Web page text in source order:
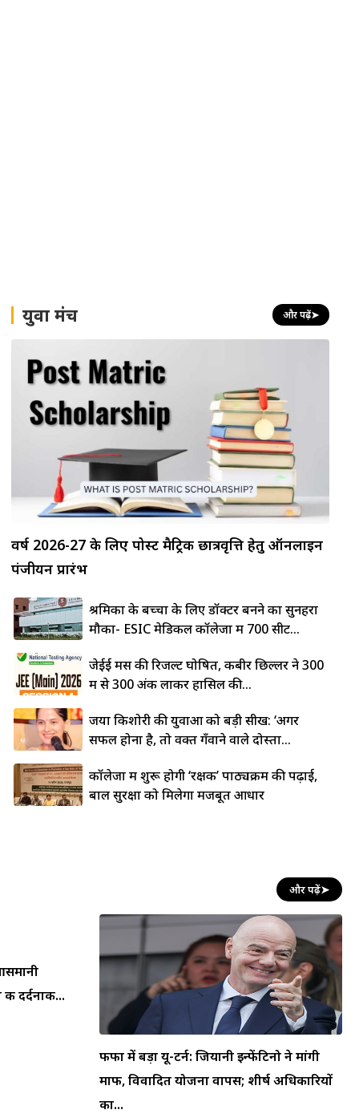
युवा मंच और पढ़ें➤
वर्ष 2026-27 के लिए पोस्ट मैट्रिक छात्रवृत्ति हेतु ऑनलाइन
पंजीयन प्रारंभ
श्रमिकों के बच्चों के लिए डॉक्टर बनने का सुनहरा
मौका- ESIC मेडिकल कॉलेजों में 700 सीटें...
जेईई मेंस की रिजल्ट घोषित, कबीर छिल्लर ने 300
में से 300 अंक लाकर हासिल की...
जया किशोरी की युवाओं को बड़ी सीख: ‘अगर
सफल होना है, तो वक्त गँवाने वाले दोस्तों...
कॉलेजों में शुरू होगी ‘रक्षक’ पाठ्यक्रम की पढ़ाई,
बाल सुरक्षा को मिलेगा मजबूत आधार
और पढ़ें➤
दर्दनाक...
फीफा में बड़ा यू-टर्न: जियानी इन्फेंटिनो ने मांगी
माफी, विवादित योजना वापस; शीर्ष अधिकारियों
का...